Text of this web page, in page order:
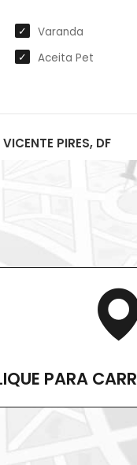
Varanda
Aceita Pet
PIRES, DF
PARA